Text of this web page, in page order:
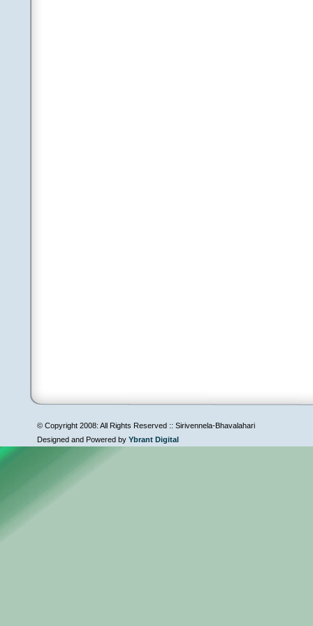
© Copyright 2008: All Rights Reserved :: Sirivennela-Bhavalahari
Designed and Powered by Ybrant Digital